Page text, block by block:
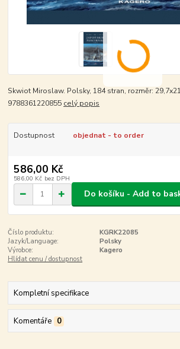
Skwiot Miroslaw. Polsky, 184 stran, rozměr:
9788361220855 celý popis
Dostupnost objednat - to order
586,00 Kč
586,00 Kč bez DPH
Do košíku - Add to
Číslo produktu:
KGRK22085
Jazyk/Language:
Polsky
Výrobce:
Kagero
Hlídat cenu / dostupnost
Kompletní specifikace
Komentáře 0